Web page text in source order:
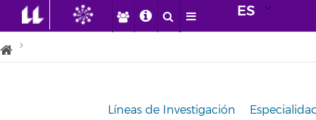
ES
Líneas de Investigación